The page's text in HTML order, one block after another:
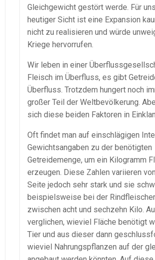
Gleichgewicht gestört werde. Für
heutiger Sicht ist eine Expansion
nicht zu realisieren und würde
Kriege hervorrufen.
Wir leben in einer
Fleisch im Überfluss, es gibt
Überfluss. Trotzdem hungert noch
großer Teil der Weltbevölkerung.
sich diese beiden Faktoren in
Oft findet man auf einschlägigen
Gewichtsangaben zu der benötigten
Getreidemenge, um ein Kilogramm
erzeugen. Diese Zahlen variieren
Seite jedoch sehr stark und sie
beispielsweise bei der
zwischen acht und sechzehn Kilo.
verglichen, wieviel Fläche benötigt
Tier und aus dieser dann
wieviel Nahrungspflanzen auf der